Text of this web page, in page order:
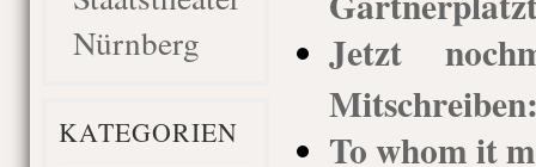
Nürnberg
KATEGORIEN
Jetzt
To whom it